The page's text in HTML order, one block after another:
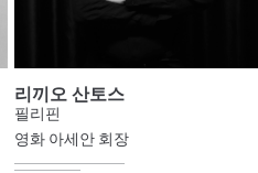
리끼오 산토스
필리핀
영화 아세안 회장